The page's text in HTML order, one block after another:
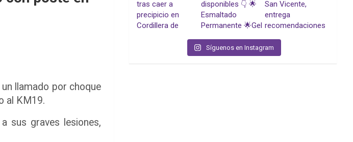
llamado por choque
al KM19.
sus graves lesiones,
Síguenos en Instagram